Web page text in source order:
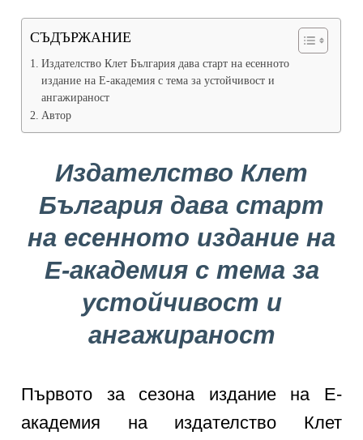
СЪДЪРЖАНИЕ
Издателство Клет България дава старт на есенното
издание на Е-академия с тема за устойчивост и
ангажираност
Автор
Издателство Клет
България дава старт
на есенното издание на
Е-академия с тема за
устойчивост и
ангажираност
Първото за сезона издание на Е-
академия на издателство Клет